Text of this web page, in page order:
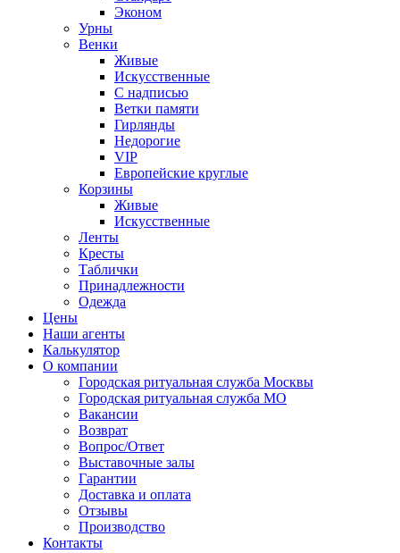
Эконом
Урны
Венки
Живые
Искусственные
С надписью
Ветки памяти
Гирлянды
Недорогие
VIP
Европейские круглые
Корзины
Живые
Искусственные
Ленты
Кресты
Таблички
Принадлежности
Одежда
Цены
Наши агенты
Калькулятор
О компании
Городская ритуальная служба Москвы
Городская ритуальная служба МО
Вакансии
Возврат
Вопрос/Ответ
Выставочные залы
Гарантии
Доставка и оплата
Отзывы
Производство
Контакты